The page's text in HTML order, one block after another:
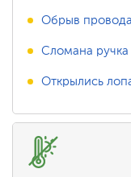
Обрыв провода
Сломана ручка
Открылись